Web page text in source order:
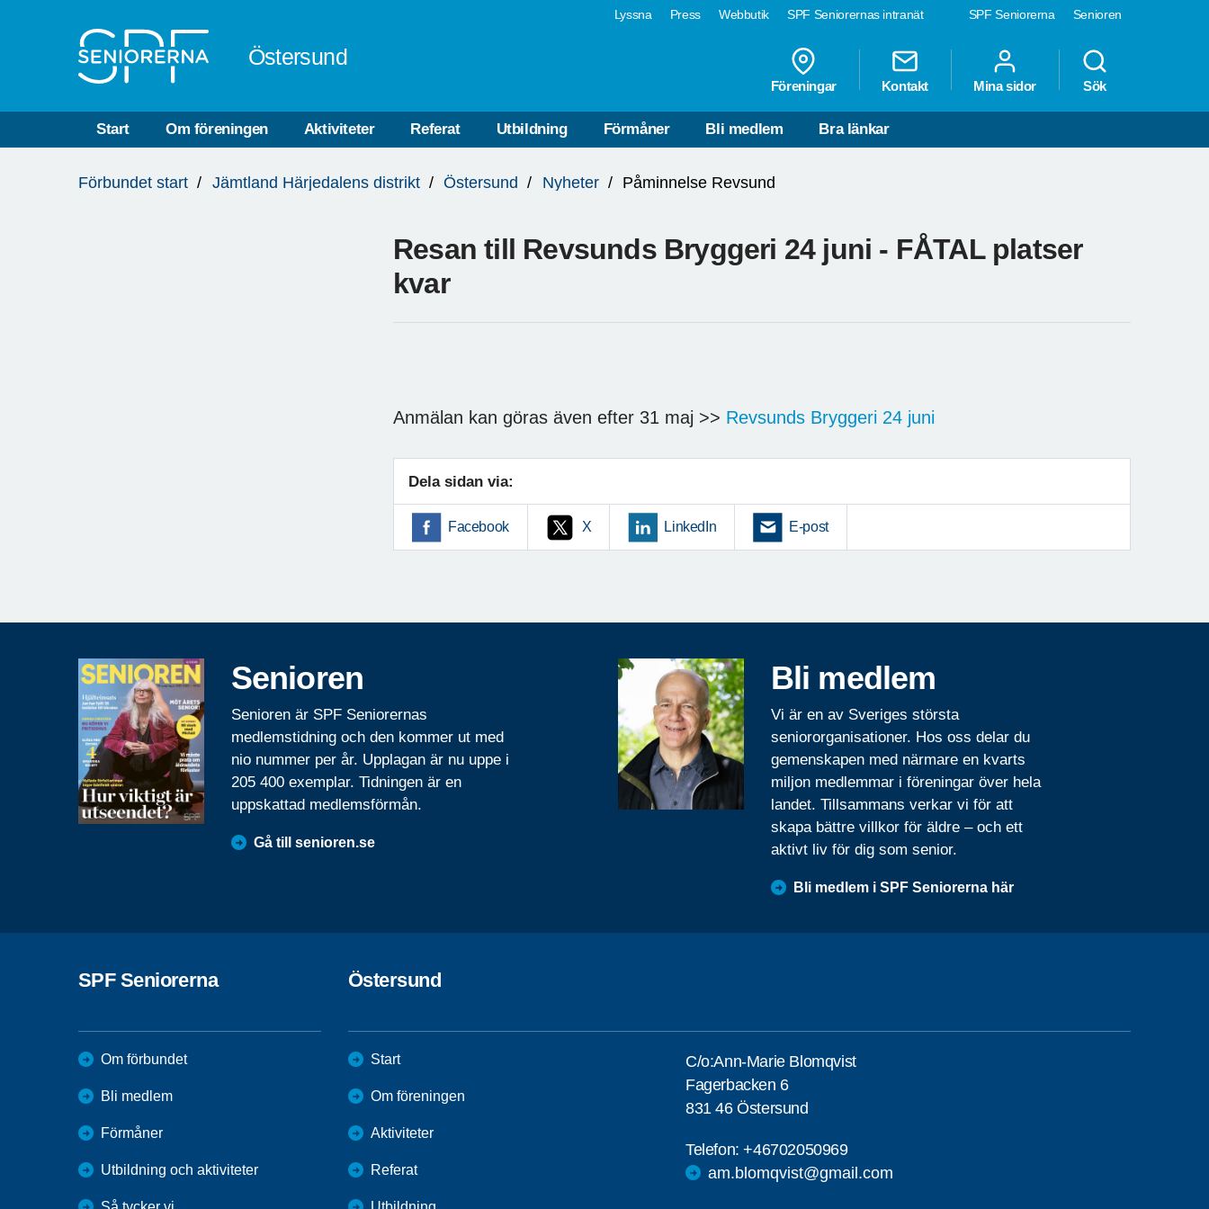
SPF Seniorerna Senioren
Lyssna Press Webbutik SPF Seniorernas intranät
Östersund
Föreningar Kontakt Mina sidor Sök
Start Om föreningen Aktiviteter Referat Utbildning Förmåner Bli medlem Bra länkar
är
Förbundet start Jämtland Härjedalens distrikt Östersund Nyheter Påminnelse Revsund
Resan till Revsunds Bryggeri 24 juni - FÅTAL platser
kvar
Anmälan kan göras även efter 31 maj >> Revsunds Bryggeri 24 juni
Dela sidan via:
Facebook X LinkedIn E-post
Senioren
Senioren är SPF Seniorernas
medlemstidning och den kommer ut med
nio nummer per år. Upplagan är nu uppe i
205 400 exemplar. Tidningen är en
uppskattad medlemsförmån.
Gå till senioren.se
Bli medlem
Vi är en av Sveriges största
seniororganisationer. Hos oss delar du
gemenskapen med närmare en kvarts
miljon medlemmar i föreningar över hela
landet. Tillsammans verkar vi för att
skapa bättre villkor för äldre – och ett
aktivt liv för dig som senior.
Bli medlem i SPF Seniorerna här
SPF Seniorerna
Om förbundet
Bli medlem
Förmåner
Utbildning och aktiviteter
Östersund
Start
Om föreningen
Aktiviteter
Referat
C/o:Ann-Marie Blomqvist
Fagerbacken 6
831 46 Östersund
Telefon:+46702050969
am.blomqvist@gmail.com